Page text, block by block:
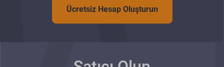
Ücretsiz Hesap Oluşturun